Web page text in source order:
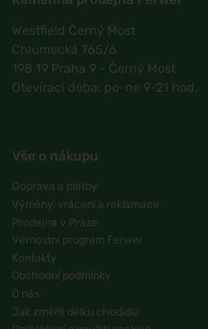
Westfield Černý Most
Chlumecká 765/6
198 19 Praha 9 - Černý Most
Otevírací doba: po-ne 9-21 hod.
Vše o nákupu
Doprava a platby
Výměny, vrácení a reklamace
Prodejna v Praze
Věrnostní program Ferwer
Kontakty
Obchodní podmínky
O nás
Jak změřit délku chodidla